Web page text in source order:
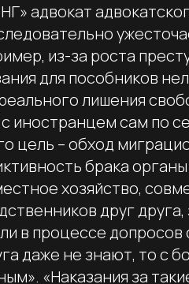
адвокат
из-за роста
для пособников
лишения
иностранцем сам по
цель – обход
брака
хозяйство,
друг
в процессе
даже не знают, то с
«Наказания за